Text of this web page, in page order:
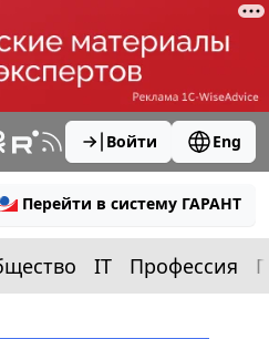
Войти Eng
Перейти в систему ГАРАНТ
IT Профессия